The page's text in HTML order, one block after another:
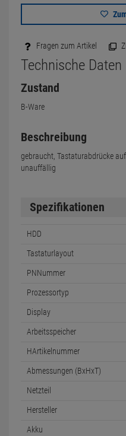
Fragen zum Artikel
Technische Daten
Zustand
B-Ware
Beschreibung
gebraucht, Tastaturabdrücke
unauffällig
Spezifikationen
HDD
Tastaturlayout
PNNummer
Prozessortyp
Display
Arbeitsspeicher
HArtikelnummer
Abmessungen (BxHxT)
Netzteil
Hersteller
Akku